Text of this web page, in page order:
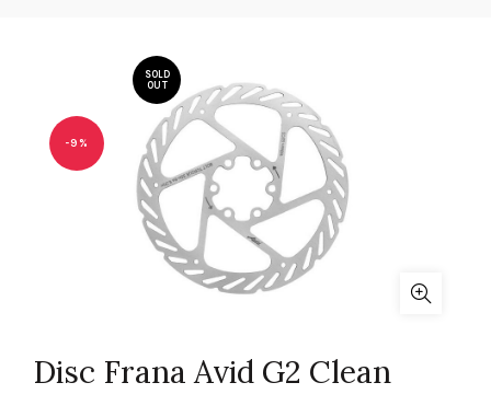
-9%
SOLD
OUT
Disc Frana Avid G2 Clean